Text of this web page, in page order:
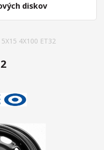
diskov
5X15 4X100 ET32